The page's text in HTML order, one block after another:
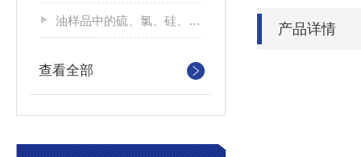
油样品中的硫、氯、硅、磷的快速分析
查看全部
产品详情